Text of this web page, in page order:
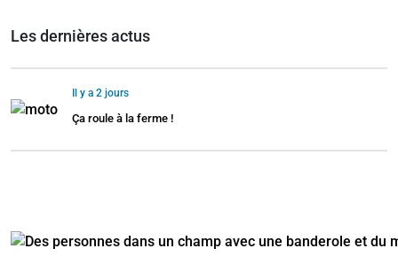
Les dernières actus
Il y a 2 jours
Ça roule à la ferme !